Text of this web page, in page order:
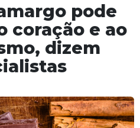
pode
coração e ao
dizem